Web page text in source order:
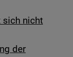
sich nicht
der